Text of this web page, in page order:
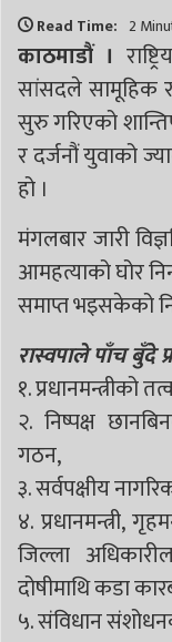
Read Time: 2
काठमाडौं ।
सांसदले सामूहिक
सुरु गरिएको
र दर्जनौं युवाको
हो ।
मंगलबार जारी
आमहत्याको घोर
समाप्त भइसकेको
रास्वपाले पाँच बुँदे
१. प्रधानमन्त्रीको
२. निष्पक्ष
गठन,
३. सर्वपक्षीय
४. प्रधानमन्त्री,
जिल्ला
दोषीमाथि कडा
५. संविधान